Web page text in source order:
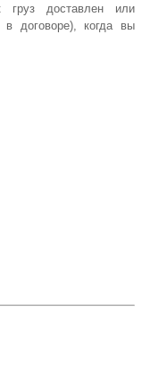
груз доставлен или
в договоре), когда вы